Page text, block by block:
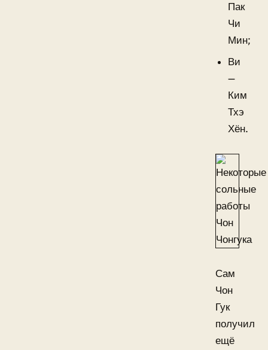
Пак
Чи
Мин;
Ви
—
Ким
Тхэ
Хён.
Сам
Чон
Гук
получил
ещё